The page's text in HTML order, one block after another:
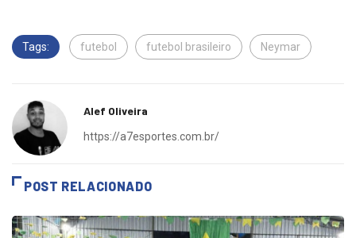
Tags: futebol futebol brasileiro Neymar
Alef Oliveira
https://a7esportes.com.br/
POST RELACIONADO